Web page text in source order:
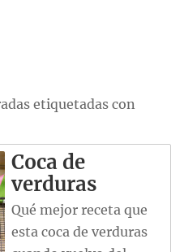
etiquetadas con
Coca de
verduras
Qué mejor receta que
esta coca de verduras